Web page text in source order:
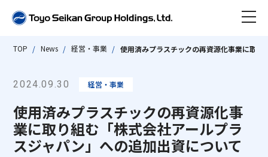
ニュース
東洋製罐グループとは
数字で見る東洋製罐グループ
会社情報
TOP News 経営・事業 使用済みプラスチックの再資源化事業に取
2024.09.30 経営・事業
使用済みプラスチックの再資源化事
業に取り組む「株式会社アールプラ
スジャパン」への追加出資について